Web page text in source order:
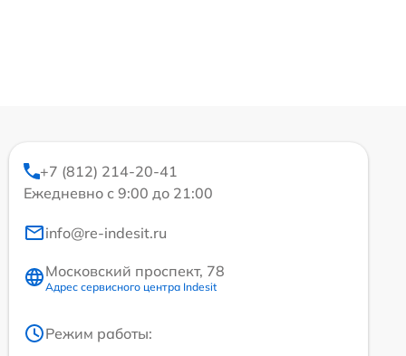
+7 (812) 214-20-41
Ежедневно с 9:00 до 21:00
info@re-indesit.ru
Московский проспект, 78
Адрес сервисного центра Indesit
Режим работы: